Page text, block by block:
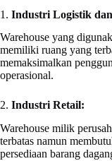
1. Industri Logistik
Warehouse yang
memiliki ruang yang
memaksimalkan
operasional.
2. Industri Retail:
Warehouse milik
terbatas namun
persediaan barang